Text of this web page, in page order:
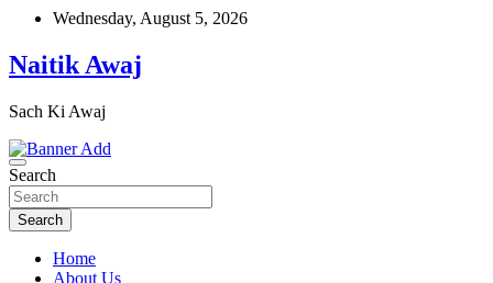
Skip
content
Wednesday, August 5, 2026
Naitik Awaj
Sach Ki Awaj
Search
Search
Home
About Us